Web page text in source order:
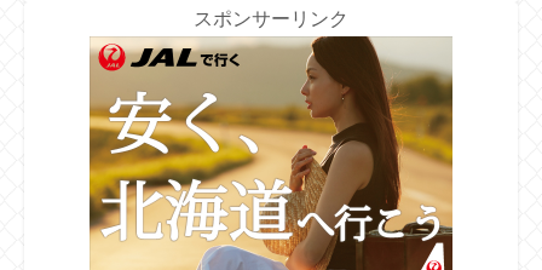
スポンサーリンク